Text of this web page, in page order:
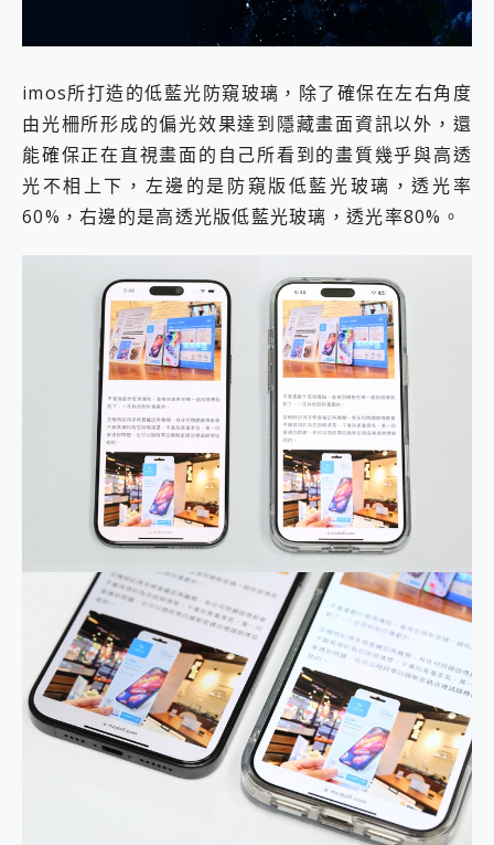
imos所打造的低藍光防窺玻璃，除了確保在左右角度
由光柵所形成的偏光效果達到隱藏畫面資訊以外，還
能確保正在直視畫面的自己所看到的畫質幾乎與高透
光不相上下，左邊的是防窺版低藍光玻璃，透光率
60%，右邊的是高透光版低藍光玻璃，透光率80%。